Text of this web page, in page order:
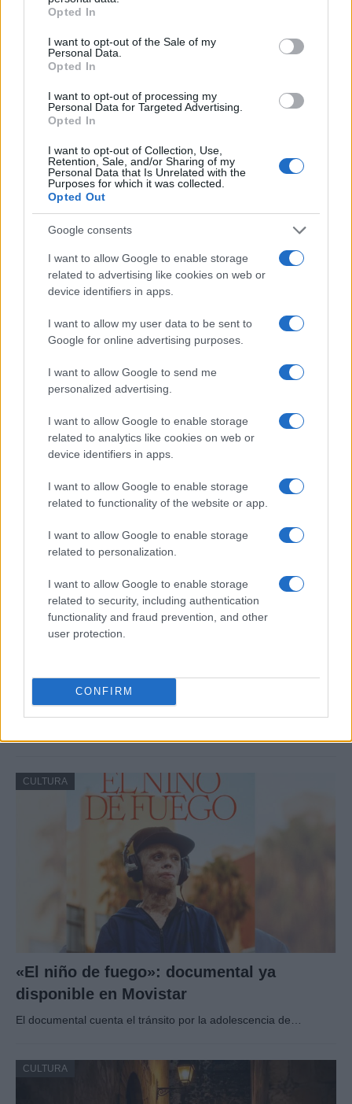
grant or deny consent to Google and its third-party tags to
use your data for below specified purposes in below Google
consent section.
Opted In
I want to opt-out of the Sale of my
Personal Data.
Opted In
I want to opt-out of processing my
Personal Data for Targeted Advertising.
Opted In
I want to opt-out of Collection, Use,
Retention, Sale, and/or Sharing of my
Personal Data that Is Unrelated with the
Purposes for which it was collected.
Opted Out
Google consents
I want to allow Google to enable storage
related to advertising like cookies on web or
device identifiers in apps.
I want to allow my user data to be sent to
Google for online advertising purposes.
I want to allow Google to send me
personalized advertising.
I want to allow Google to enable storage
related to analytics like cookies on web or
device identifiers in apps.
I want to allow Google to enable storage
related to functionality of the website or app.
I want to allow Google to enable storage
related to personalization.
I want to allow Google to enable storage
related to security, including authentication
functionality and fraud prevention, and other
user protection.
CONFIRM
Eventos culturales en Barcelona durante
el verano de 2026
CULTURA
La valla: la serie española que predijo la
pandemia
La valla, es una serie española emitida actualmente…
cultural y deportiva de la Val d’Aran y
Valls d’Àneu
CULTURA
«El niño de fuego»: documental ya
disponible en Movistar
El documental cuenta el tránsito por la adolescencia de…
CULTURA